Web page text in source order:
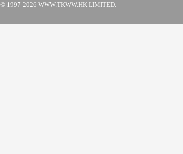
© 1997-2026 WWW.TKWW.HK LIMITED.